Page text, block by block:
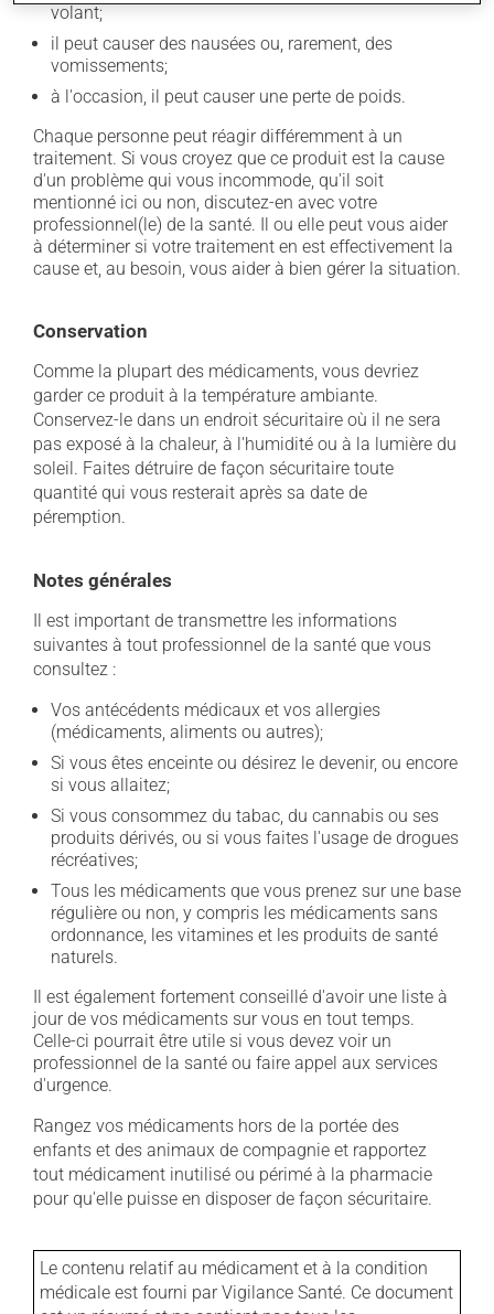
volant;
il peut causer des nausées ou, rarement, des
vomissements;
à l'occasion, il peut causer une perte de poids.
Chaque personne peut réagir différemment à un
traitement. Si vous croyez que ce produit est la cause
d'un problème qui vous incommode, qu'il soit
mentionné ici ou non, discutez-en avec votre
professionnel(le) de la santé. Il ou elle peut vous aider
à déterminer si votre traitement en est effectivement la
cause et, au besoin, vous aider à bien gérer la situation.
Conservation
Comme la plupart des médicaments, vous devriez
garder ce produit à la température ambiante.
Conservez-le dans un endroit sécuritaire où il ne sera
pas exposé à la chaleur, à l'humidité ou à la lumière du
soleil. Faites détruire de façon sécuritaire toute
quantité qui vous resterait après sa date de
péremption.
Notes générales
Il est important de transmettre les informations
suivantes à tout professionnel de la santé que vous
consultez :
Vos antécédents médicaux et vos allergies
(médicaments, aliments ou autres);
Si vous êtes enceinte ou désirez le devenir, ou encore
si vous allaitez;
Si vous consommez du tabac, du cannabis ou ses
produits dérivés, ou si vous faites l'usage de drogues
récréatives;
Tous les médicaments que vous prenez sur une base
régulière ou non, y compris les médicaments sans
ordonnance, les vitamines et les produits de santé
naturels.
Il est également fortement conseillé d'avoir une liste à
jour de vos médicaments sur vous en tout temps.
Celle-ci pourrait être utile si vous devez voir un
professionnel de la santé ou faire appel aux services
d'urgence.
Rangez vos médicaments hors de la portée des
enfants et des animaux de compagnie et rapportez
tout médicament inutilisé ou périmé à la pharmacie
pour qu'elle puisse en disposer de façon sécuritaire.
Le contenu relatif au médicament et à la condition
médicale est fourni par Vigilance Santé. Ce document